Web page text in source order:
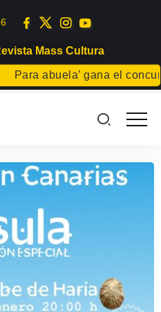
Mass Cultura
Para abuela’ gana el